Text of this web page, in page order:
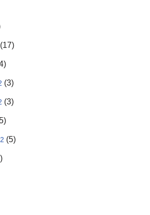
(17)
(3)
(3)
(5)